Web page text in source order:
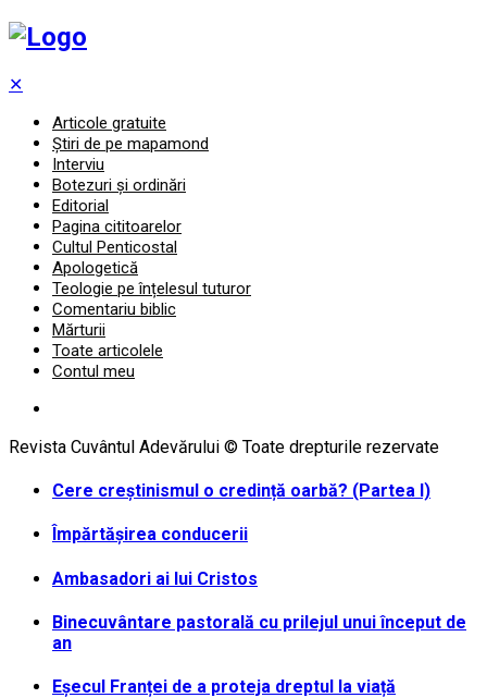
✕
Articole gratuite
Știri de pe mapamond
Interviu
Botezuri și ordinări
Editorial
Pagina cititoarelor
Cultul Penticostal
Apologetică
Teologie pe înțelesul tuturor
Comentariu biblic
Mărturii
Toate articolele
Contul meu
Revista Cuvântul Adevărului © Toate drepturile rezervate
Cere creștinismul o credință oarbă? (Partea I)
Împărtășirea conducerii
Ambasadori ai lui Cristos
Binecuvântare pastorală cu prilejul unui început de
an
Eșecul Franței de a proteja dreptul la viață